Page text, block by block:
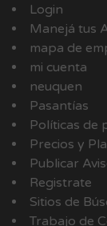
Login
Manejá tus
mapa de
mi cuenta
neuquen
Pasantías
Políticas de
Precios y
Publicar
Registrate
Sitios de
Trabajo de